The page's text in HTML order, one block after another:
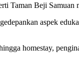
Taman Beji
aspek
homestay,